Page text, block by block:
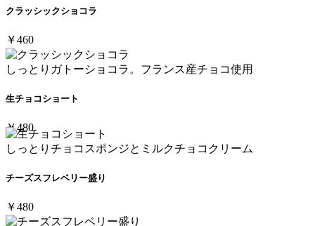
クラッシックショコラ
￥460
しっとりガトーショコラ。フランス産チョコ使用
生チョコショート
￥480
しっとりチョコスポンジとミルクチョコクリーム
チーズスフレベリー盛り
￥480